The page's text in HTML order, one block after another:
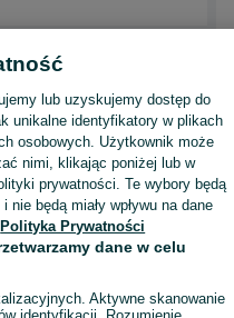
i elewacje
Panele i lamele
Panele i lamele ścienne - Marki
Wyświetlenia:
Wyślij wiadomość
lub uzyskujemy dostęp do
unikalne identyfikatory w plikach
osobowych. Użytkownik może
nimi, klikając poniżej lub w
prywatności. Te wybory będą
będą miały wpływu na dane
Polityka Prywatności
dane w celu
Aktywne skanowanie